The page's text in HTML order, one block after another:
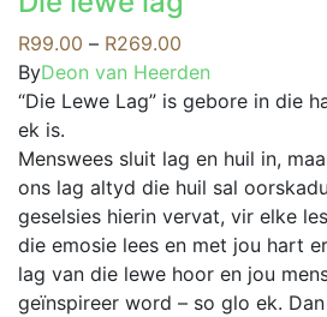
be
chosen
on
the
page
multiple
variants.
The
options
be
chosen
on
the
product
page
R99.00 – R269.00
range:
R99.00
R269.00
ByDeon van Heerden
“Die Lewe Lag” is gebore in die
ek is.
Menswees sluit lag en huil in,
ons lag altyd die huil sal
geselsies hierin vervat, vir elke
die emosie lees en met jou hart
lag van die lewe hoor en jou
geïnspireer word – so glo ek.